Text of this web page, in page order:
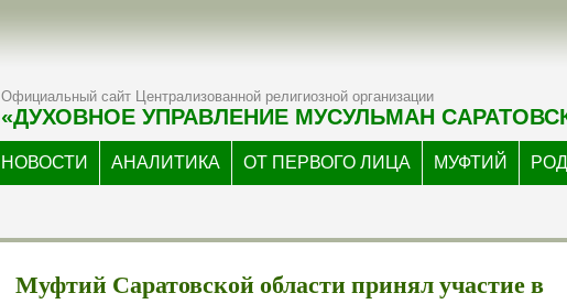
Официальный сайт Централизованной религиозной организации
«ДУХОВНОЕ УПРАВЛЕНИЕ МУСУЛЬМАН
НОВОСТИ АНАЛИТИКА ОТ ПЕРВОГО ЛИЦА МУФТИЙ
Муфтий Саратовской области принял участие в